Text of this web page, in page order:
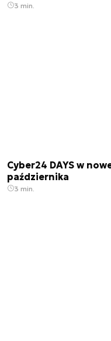
3 min.
Cyber24 DAYS w
października
3 min.